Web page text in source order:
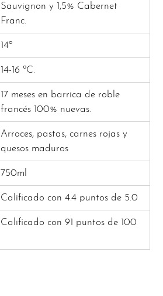
Sauvignon y 1,5% Cabernet
Franc.
14º
14-16 ºC.
17 meses en barrica de roble
francés 100% nuevas.
Arroces, pastas, carnes rojas y
quesos maduros
750ml
Calificado con 4.4 puntos de 5.0
Calificado con 91 puntos de 100